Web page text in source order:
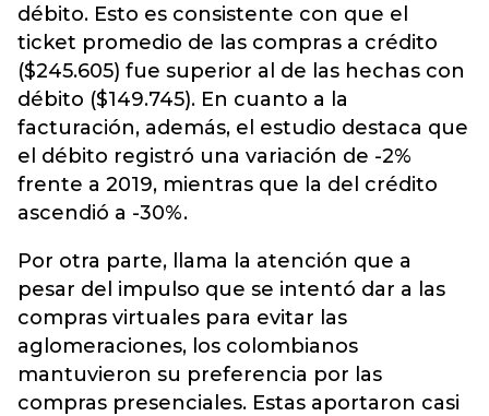
débito. Esto es consistente con que el
ticket promedio de las compras a crédito
($245.605) fue superior al de las hechas con
débito ($149.745). En cuanto a la
facturación, además, el estudio destaca que
el débito registró una variación de -2%
frente a 2019, mientras que la del crédito
ascendió a -30%.
Por otra parte, llama la atención que a
pesar del impulso que se intentó dar a las
compras virtuales para evitar las
aglomeraciones, los colombianos
mantuvieron su preferencia por las
compras presenciales. Estas aportaron casi